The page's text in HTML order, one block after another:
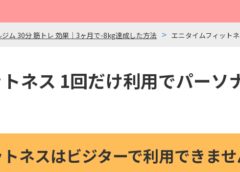
ネス 1回だけ利用でパーソ
ジム 30分 筋トレ 効果｜3ヶ月で-8kg達成した方法 エニタイムフィット
ネスはビジターで利用できま